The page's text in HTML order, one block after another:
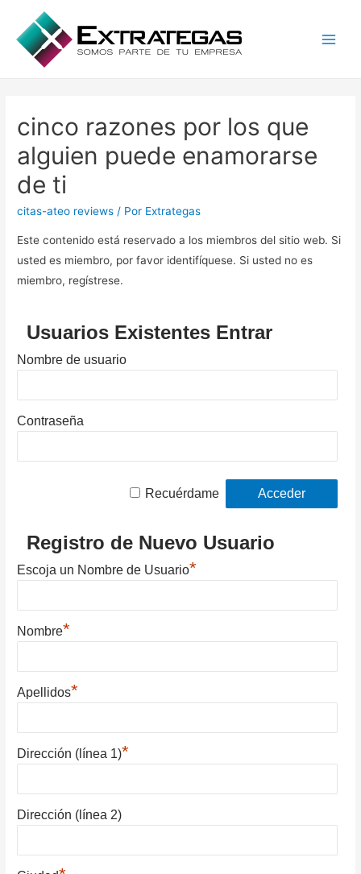
cinco razones por los que
alguien puede enamorarse
de ti
citas-ateo reviews / Por Extrategas
Este contenido está reservado a los miembros del sitio web. Si
usted es miembro, por favor identifíquese. Si usted no es
miembro, regístrese.
Usuarios Existentes Entrar
Nombre de usuario
Contraseña
Recuérdame
Registro de Nuevo Usuario
Escoja un Nombre de Usuario*
Nombre*
Apellidos*
Dirección (línea 1)*
Dirección (línea 2)